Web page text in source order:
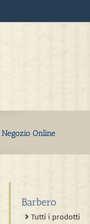
Negozio Online
Barbero
Tutti i prodotti